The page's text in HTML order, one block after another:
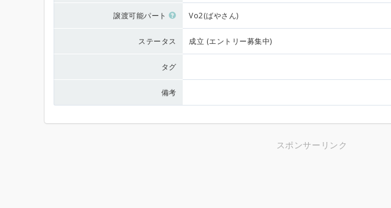
譲渡可能パート Vo2(ばやさん)
ステータス 成立 (エントリー募集中)
タグ
備考
スポンサーリンク